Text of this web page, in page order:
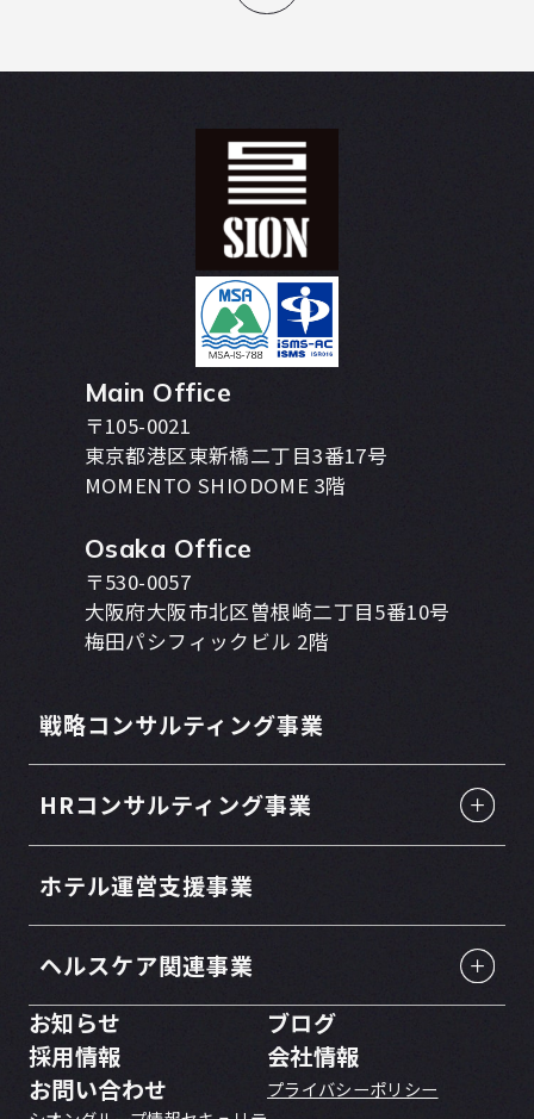
Main Office
〒105-0021
東京都港区東新橋二丁目3番17号
MOMENTO SHIODOME 3階
Osaka Office
〒530-0057
大阪府大阪市北区曽根崎二丁目5番10号
梅田パシフィックビル 2階
戦略コンサルティング事業
HRコンサルティング事業
ホテル運営支援事業
ヘルスケア関連事業
お知らせ
ブログ
採用情報
会社情報
お問い合わせ
プライバシーポリシー